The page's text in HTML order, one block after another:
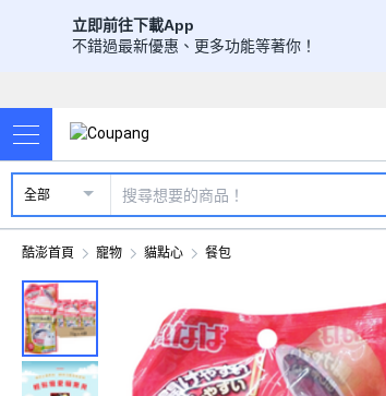
立即前往下載App
不錯過最新優惠、更多功能等著你！
全部
酷澎首頁 寵物 貓點心 餐包